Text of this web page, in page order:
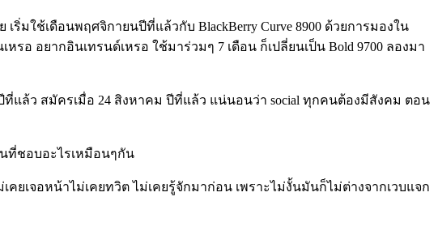
ริ่มใช้เดือนพฤศจิกายนปีที่แล้วกับ BlackBerry Curve 8900 ด้วยการมองใน
รอ อยากอินเทรนด์เหรอ ใช้มาร่วมๆ 7 เดือน ก็เปลี่ยนเป็น Bold 9700 ลองมา
ที่แล้ว สมัครเมื่อ 24 สิงหาคม ปีที่แล้ว แน่นอนว่า social ทุกคนต้องมีสังคม ตอน
นที่ชอบอะไรเหมือนๆกัน
เจอหน้าไม่เคยทวิต ไม่เคยรู้จักมาก่อน เพราะไม่งั้นมันก็ไม่ต่างจากเวบแจก